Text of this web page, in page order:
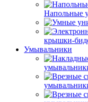
Напольные
крышки-
Умывальники